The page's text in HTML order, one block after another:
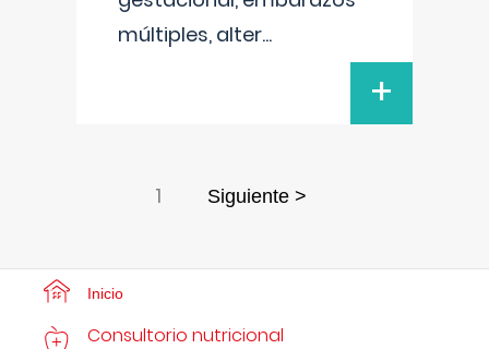
múltiples, alter...
+
1 Siguiente >
Inicio
Consultorio nutricional